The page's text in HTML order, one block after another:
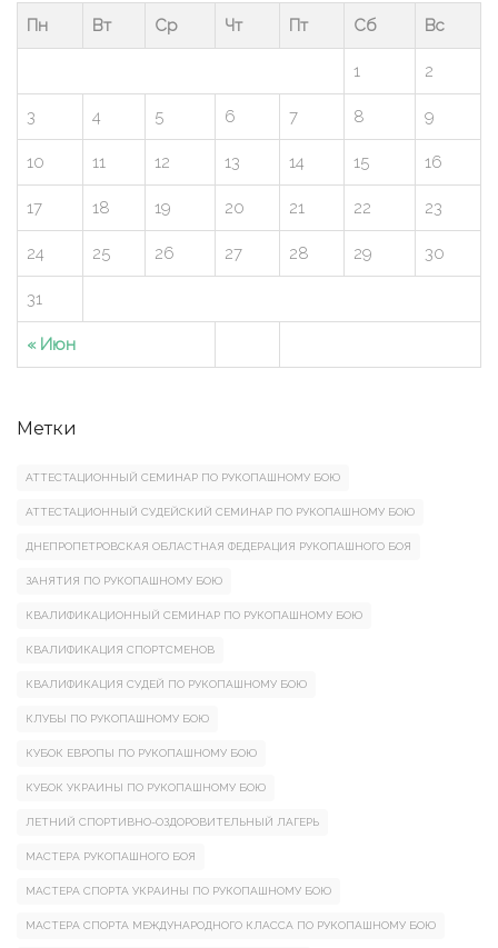
Пн Вт Ср Чт Пт Сб Вс
« Июн
1 2
3 4 5 6 7 8 9
10 11 12 13 14 15 16
17 18 19 20 21 22 23
24 25 26 27 28 29 30
31
Метки
АТТЕСТАЦИОННЫЙ СЕМИНАР ПО РУКОПАШНОМУ БОЮ
АТТЕСТАЦИОННЫЙ СУДЕЙСКИЙ СЕМИНАР ПО РУКОПАШНОМУ БОЮ
ДНЕПРОПЕТРОВСКАЯ ОБЛАСТНАЯ ФЕДЕРАЦИЯ РУКОПАШНОГО БОЯ
ЗАНЯТИЯ ПО РУКОПАШНОМУ БОЮ
КВАЛИФИКАЦИОННЫЙ СЕМИНАР ПО РУКОПАШНОМУ БОЮ
КВАЛИФИКАЦИЯ СПОРТСМЕНОВ
КВАЛИФИКАЦИЯ СУДЕЙ ПО РУКОПАШНОМУ БОЮ
КЛУБЫ ПО РУКОПАШНОМУ БОЮ
КУБОК ЕВРОПЫ ПО РУКОПАШНОМУ БОЮ
КУБОК УКРАИНЫ ПО РУКОПАШНОМУ БОЮ
ЛЕТНИЙ СПОРТИВНО-ОЗДОРОВИТЕЛЬНЫЙ ЛАГЕРЬ
МАСТЕРА РУКОПАШНОГО БОЯ
МАСТЕРА СПОРТА УКРАИНЫ ПО РУКОПАШНОМУ БОЮ
МАСТЕРА СПОРТА МЕЖДУНАРОДНОГО КЛАССА ПО РУКОПАШНОМУ БОЮ